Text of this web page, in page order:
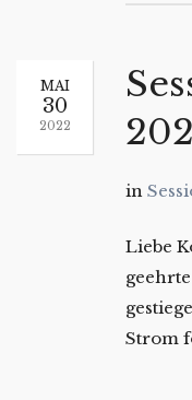
MAI
30
2022
in
Liebe
Strom